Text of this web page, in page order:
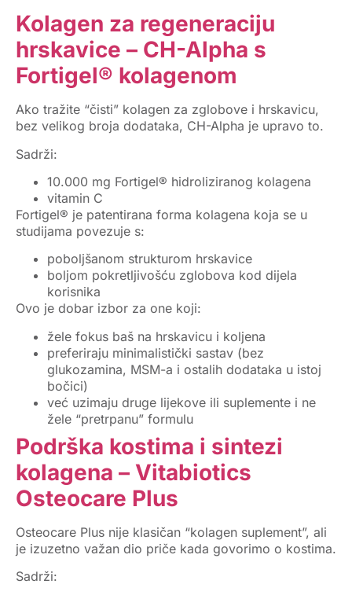
Kolagen za regeneraciju
hrskavice – CH-Alpha s
Fortigel® kolagenom
Ako tražite “čisti” kolagen za zglobove i hrskavicu,
bez velikog broja dodataka, CH-Alpha je upravo to.
Sadrži:
10.000 mg Fortigel® hidroliziranog kolagena
vitamin C
Fortigel® je patentirana forma kolagena koja se u
studijama povezuje s:
poboljšanom strukturom hrskavice
boljom pokretljivošću zglobova kod dijela
korisnika
Ovo je dobar izbor za one koji:
žele fokus baš na hrskavicu i koljena
preferiraju minimalistički sastav (bez
glukozamina, MSM-a i ostalih dodataka u istoj
bočici)
već uzimaju druge lijekove ili suplemente i ne
žele “pretrpanu” formulu
Podrška kostima i sintezi
kolagena – Vitabiotics
Osteocare Plus
Osteocare Plus nije klasičan “kolagen suplement”, ali
je izuzetno važan dio priče kada govorimo o kostima.
Sadrži: